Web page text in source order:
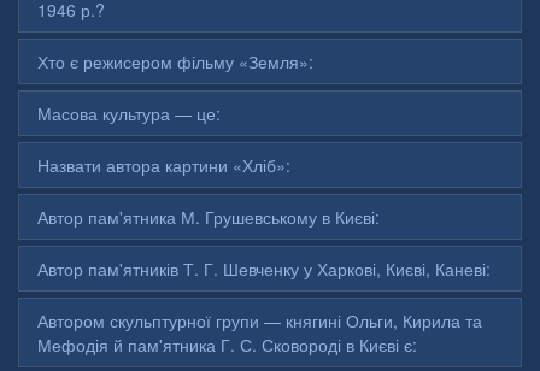
1946 р.?
Хто є режисером фільму «Земля»:
Масова культура — це:
Назвати автора картини «Хліб»:
Автор пам'ятника М. Грушевському в Києві:
Автор пам'ятників Т. Г. Шевченку у Харкові, Києві, Каневі:
Автором скульптурної групи — княгині Ольги, Кирила та
Мефодія й пам'ятника Г. С. Сковороді в Києві є: